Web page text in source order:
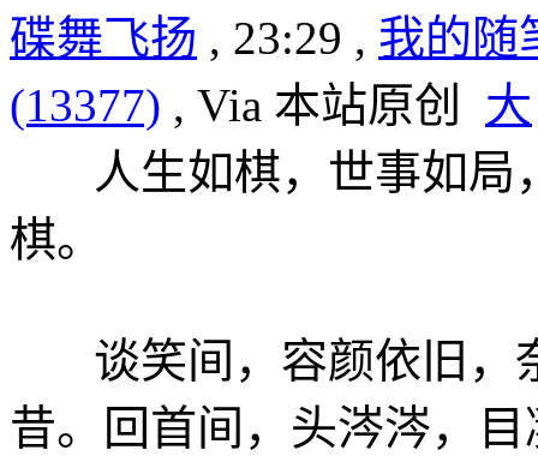
碟舞飞扬 , 23:29 , 我的随
(13377) , Via 本站原创 大
人生如棋，世事如局
棋。
谈笑间，容颜依旧，
昔。回首间，头涔涔，